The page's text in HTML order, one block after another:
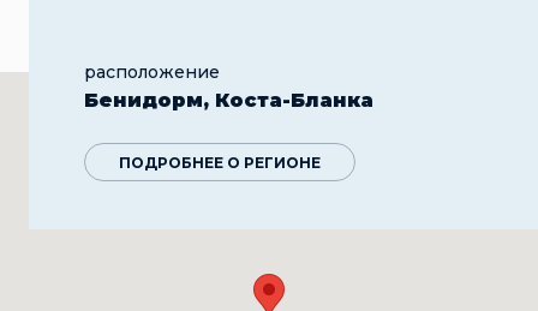
расположение
Бенидорм, Коста-Бланка
ПОДРОБНЕЕ О РЕГИОНЕ